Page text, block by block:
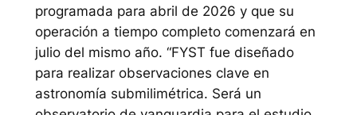
programada para abril de 2026 y que su
operación a tiempo completo comenzará en
julio del mismo año. “FYST fue diseñado
para realizar observaciones clave en
astronomía submilimétrica. Será un